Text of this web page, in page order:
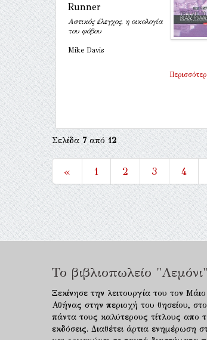
Runner
Αστικός έλεγχος, η οικολογία
του φόβου
Mike Davis
Σελίδα7από12
« 1 2 3 4
Το βιβλιοπωλείο "Λεμόνι"
Ξεκίνησε την λειτουργία του τον
Αθήνας στην περιοχή του θησείου,
πάντα τους καλύτερους τίτλους απο
εκδόσεις. Διαθέτει άρτια ενημέρωση